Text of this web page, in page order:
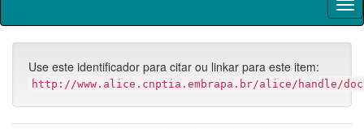
Use este identificador para citar ou linkar para este item:
http://www.alice.cnptia.embrapa.br/alice/handle/doc/